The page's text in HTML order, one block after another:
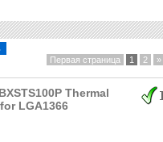
Первая страница 1 2 »
Thermal
LGA1366